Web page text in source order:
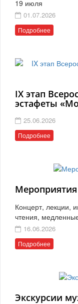
19 июля
01.07.2026
Подробнее
IX этап
эстафеты
25.06.2026
Подробнее
Концерт, лекции,
чтения,
16.06.2026
Подробнее
Экскурсии